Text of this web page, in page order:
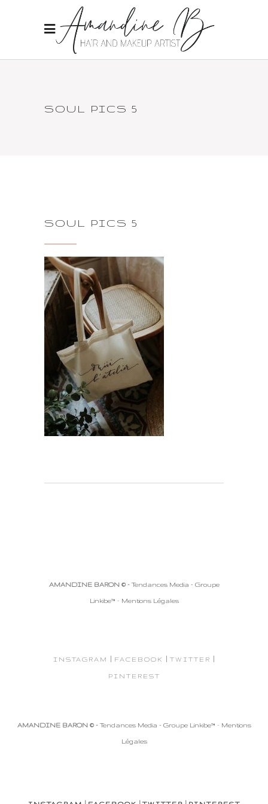
SOUL PICS 5
SOUL PICS 5
AMANDINE BARON © -Tendances Media - Groupe
Linkibe™ - Mentions Légales
INSTAGRAM | FACEBOOK | TWITTER |
PINTEREST
AMANDINE BARON © -Tendances Media - Groupe Linkibe™ - Mentions
Légales